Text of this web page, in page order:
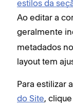
estilos da
Ao editar a
geralmente
metadados
layout tem
Para estilizar
do Site,